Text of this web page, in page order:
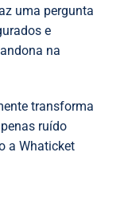
uma pergunta
e
na
transforma
ruído
a Whaticket